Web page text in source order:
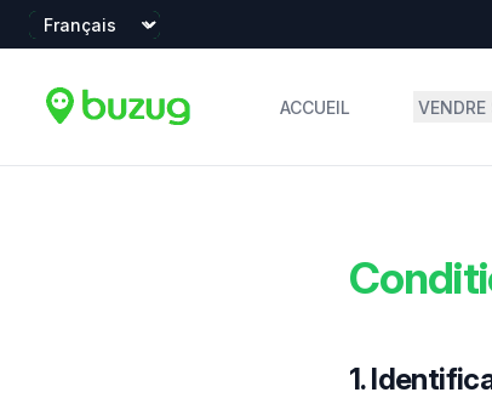
Language
ACCUEIL VENDRE
1.